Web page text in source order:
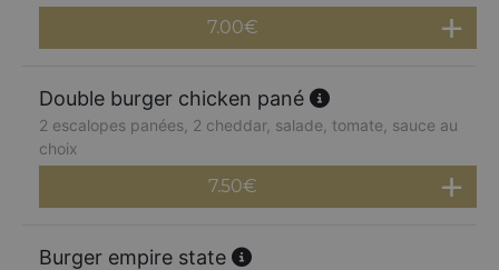
7.00€
Double burger chicken pané
2 escalopes panées, 2 cheddar, salade, tomate, sauce au
choix
7.50€
Burger empire state